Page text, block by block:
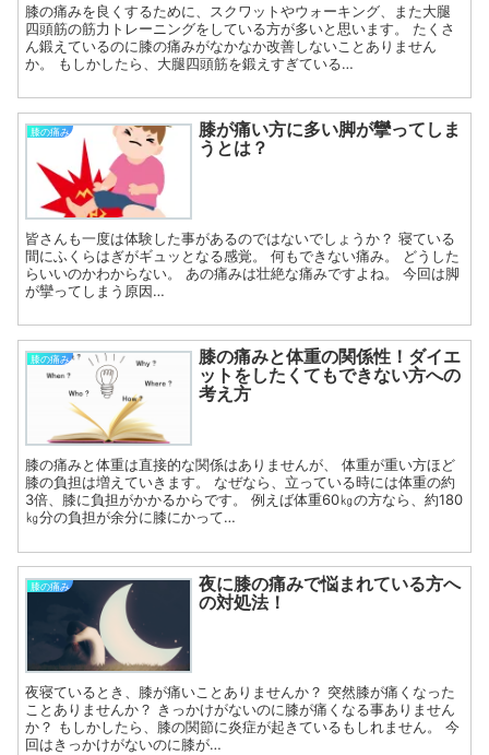
膝の痛みを良くするために、スクワットやウォーキング、また大腿
四頭筋の筋力トレーニングをしている方が多いと思います。 たくさ
ん鍛えているのに膝の痛みがなかなか改善しないことありません
か。 もしかしたら、大腿四頭筋を鍛えすぎている…
膝の痛み
膝が痛い方に多い脚が攣ってしま
うとは？
皆さんも一度は体験した事があるのではないでしょうか？ 寝ている
間にふくらはぎがギュッとなる感覚。 何もできない痛み。 どうした
らいいのかわからない。 あの痛みは壮絶な痛みですよね。 今回は脚
が攣ってしまう原因…
膝の痛み
膝の痛みと体重の関係性！ダイエ
ットをしたくてもできない方への
考え方
膝の痛みと体重は直接的な関係はありませんが、 体重が重い方ほど
膝の負担は増えていきます。 なぜなら、立っている時には体重の約
3倍、膝に負担がかかるからです。 例えば体重60㎏の方なら、約180
㎏分の負担が余分に膝にかって…
膝の痛み
夜に膝の痛みで悩まれている方へ
の対処法！
夜寝ているとき、膝が痛いことありませんか？ 突然膝が痛くなった
ことありませんか？ きっかけがないのに膝が痛くなる事ありません
か？ もしかしたら、膝の関節に炎症が起きているもしれません。 今
回はきっかけがないのに膝が…